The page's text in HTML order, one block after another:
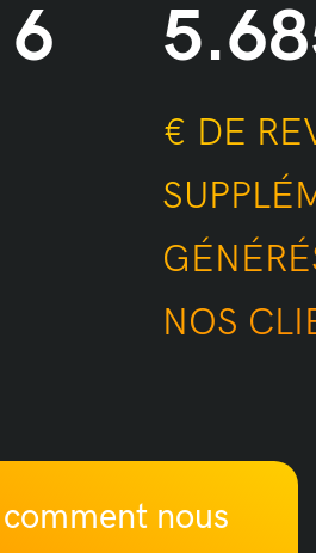
€ DE
nous